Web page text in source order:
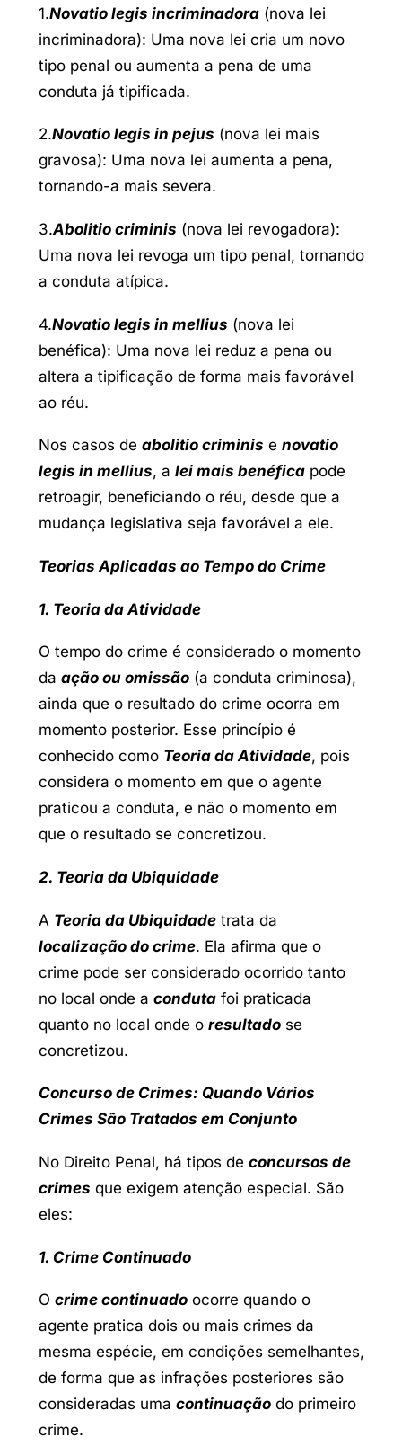
1.Novatio legis incriminadora(nova lei
incriminadora): Uma nova lei cria um novo
tipo penal ou aumenta a pena de uma
conduta já tipificada.
2.Novatio legis in pejus (nova lei mais
gravosa): Uma nova lei aumenta a pena,
tornando-a mais severa.
3.Abolitio criminis (nova lei revogadora):
Uma nova lei revoga um tipo penal, tornando
a conduta atípica.
4.Novatio legis in mellius (nova lei
benéfica): Uma nova lei reduz a pena ou
altera a tipificação de forma mais favorável
ao réu.
Nos casos de abolitio criminis e novatio
legis in mellius, a lei mais benéficapode
retroagir, beneficiando o réu, desde que a
mudança legislativa seja favorável a ele.
Teorias Aplicadas ao Tempo do Crime
1. Teoria da Atividade
O tempo do crime é considerado o momento
da ação ou omissão(a conduta criminosa),
ainda que o resultado do crime ocorra em
momento posterior. Esse princípio é
conhecido como Teoria da Atividade, pois
considera o momento em que o agente
praticou a conduta, e não o momento em
que o resultado se concretizou.
2. Teoria da Ubiquidade
A Teoria da Ubiquidadetrata da
localização do crime. Ela afirma que o
crime pode ser considerado ocorrido tanto
no local onde a condutafoi praticada
quanto no local onde o resultadose
concretizou.
Concurso de Crimes: Quando Vários
Crimes São Tratados em Conjunto
No Direito Penal, há tipos de concursos de
crimes que exigem atenção especial. São
eles:
1. Crime Continuado
O crime continuadoocorre quando o
agente pratica dois ou mais crimes da
mesma espécie, em condições semelhantes,
de forma que as infrações posteriores são
consideradas uma continuaçãodo primeiro
crime.